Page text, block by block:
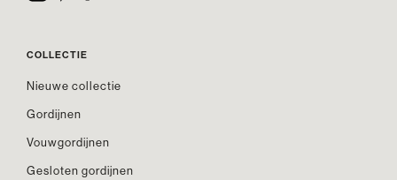
COLLECTIE
Nieuwe collectie
Gordijnen
Vouwgordijnen
Gesloten gordijnen